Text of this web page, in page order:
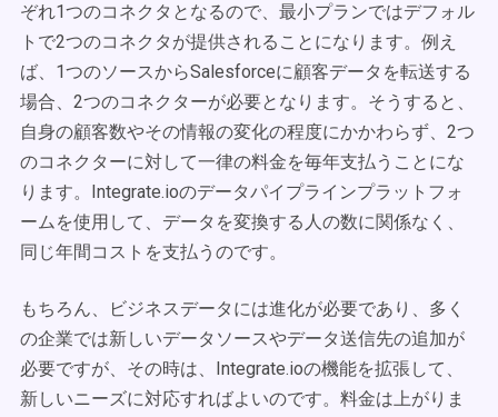
ぞれ1つのコネクタとなるので、最小プランではデフォル
トで2つのコネクタが提供されることになります。例え
ば、1つのソースからSalesforceに顧客データを転送する
場合、2つのコネクターが必要となります。そうすると、
自身の顧客数やその情報の変化の程度にかかわらず、2つ
のコネクターに対して一律の料金を毎年支払うことにな
ります。Integrate.ioのデータパイプラインプラットフォ
ームを使用して、データを変換する人の数に関係なく、
同じ年間コストを支払うのです。
もちろん、ビジネスデータには進化が必要であり、多く
の企業では新しいデータソースやデータ送信先の追加が
必要ですが、その時は、Integrate.ioの機能を拡張して、
新しいニーズに対応すればよいのです。料金は上がりま